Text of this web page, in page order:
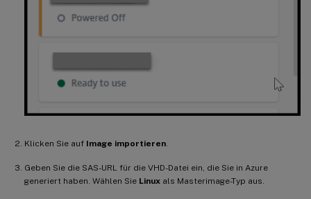
Klicken Sie auf Image importieren.
Geben Sie die SAS-URL für die VHD-Datei ein, die Sie in Azure
generiert haben. Wählen Sie Linux als Masterimage-Typ aus.